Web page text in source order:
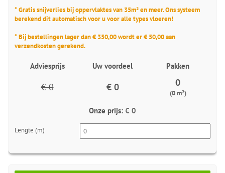
* Gratis snijverlies bij oppervlaktes van 35m² en meer. Ons systeem
berekend dit automatisch voor u voor alle types vloeren!
* Bij bestellingen lager dan € 350,00 wordt er € 50,00 aan
verzendkosten gerekend.
Adviesprijs Uw voordeel Pakken
€ 0 € 0 0
(0 m²)
Onze prijs: € 0
Lengte (m)